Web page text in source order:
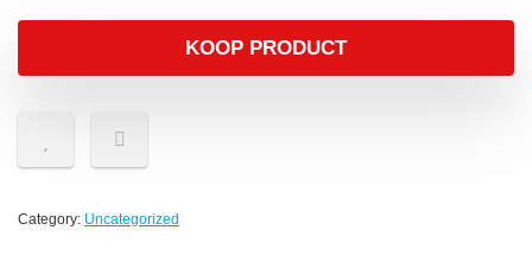
KOOP PRODUCT
Category: Uncategorized